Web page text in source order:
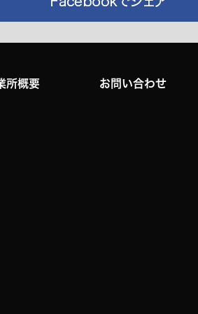
所概要 お問い合わせ